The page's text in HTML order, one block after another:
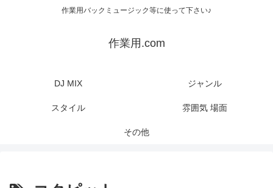
作業用バックミュージック等に使って下さい♪
作業用.com
DJ MIX ジャンル
スタイル 雰囲気 場面
その他